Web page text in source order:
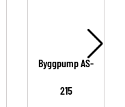
Byggpump AS-
215